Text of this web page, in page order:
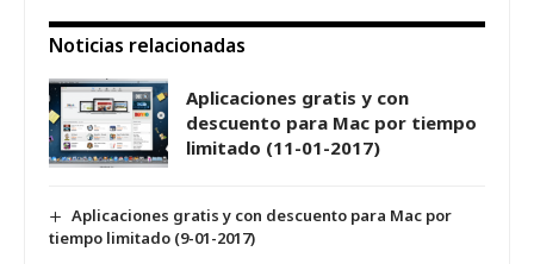
Noticias relacionadas
Aplicaciones gratis y con
descuento para Mac por tiempo
limitado (11-01-2017)
Aplicaciones gratis y con descuento para Mac por
tiempo limitado (9-01-2017)